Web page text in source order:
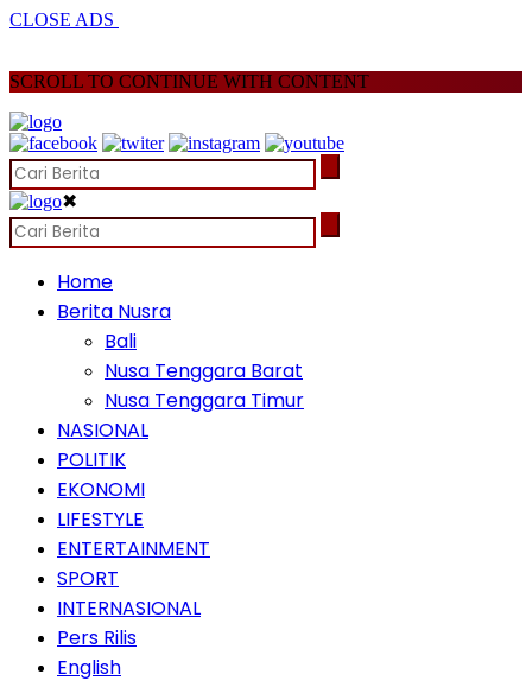
CLOSE ADS
SCROLL TO CONTINUE WITH CONTENT
✖
Home
Berita Nusra
Bali
Nusa Tenggara Barat
Nusa Tenggara Timur
NASIONAL
POLITIK
EKONOMI
LIFESTYLE
ENTERTAINMENT
SPORT
INTERNASIONAL
Pers Rilis
English